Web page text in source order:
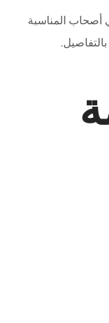
أصحاب المناسبة